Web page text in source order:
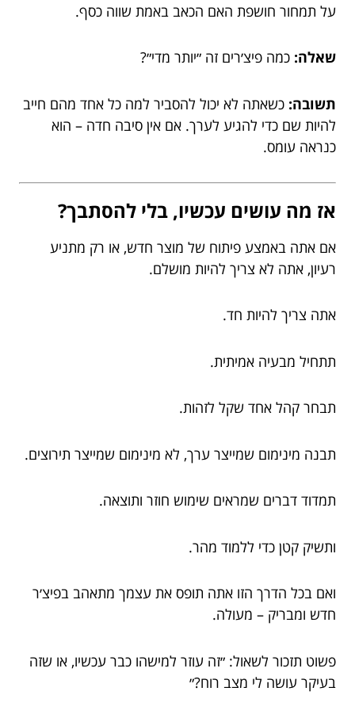
על תמחור חושפת האם הכאב באמת שווה כסף.
שאלה: כמה פיצ׳רים זה ״יותר מדי״?
תשובה: כשאתה לא יכול להסביר למה כל אחד מהם חייב
להיות שם כדי להגיע לערך. אם אין סיבה חדה – הוא
כנראה עומס.
אז מה עושים עכשיו, בלי להסתבך?
אם אתה באמצע פיתוח של מוצר חדש, או רק מתניע
רעיון, אתה לא צריך להיות מושלם.
אתה צריך להיות חד.
תתחיל מבעיה אמיתית.
תבחר קהל אחד שקל לזהות.
תבנה מינימום שמייצר ערך, לא מינימום שמייצר תירוצים.
תמדוד דברים שמראים שימוש חוזר ותוצאה.
ותשיק קטן כדי ללמוד מהר.
ואם בכל הדרך הזו אתה תופס את עצמך מתאהב בפיצ׳ר
חדש ומבריק – מעולה.
פשוט תזכור לשאול: ״זה עוזר למישהו כבר עכשיו, או שזה
בעיקר עושה לי מצב רוח?״